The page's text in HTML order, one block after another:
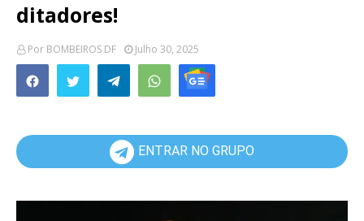
ditadores!
Por BOMBEIROS DF Julho 30, 2025
ENTRAR NO GRUPO